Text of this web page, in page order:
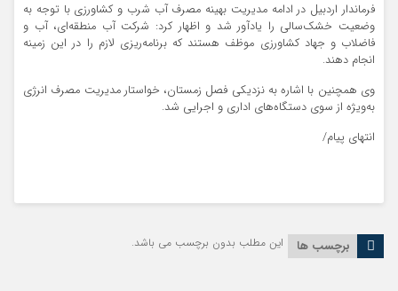
فرماندار اردبیل در ادامه مدیریت بهینه مصرف آب شرب و کشاورزی با توجه به
وضعیت خشک‌سالی را یادآور شد و اظهار کرد: شرکت آب منطقه‌ای، آب و
فاضلاب و جهاد کشاورزی موظف هستند که برنامه‌ریزی لازم را در این زمینه
انجام دهند.
وی همچنین با اشاره به نزدیکی فصل زمستان، خواستار مدیریت مصرف انرژی
به‌ویژه از سوی دستگاه‌های اداری و اجرایی شد.
انتهای پیام/
برچسب ها این مطلب بدون برچسب می باشد.